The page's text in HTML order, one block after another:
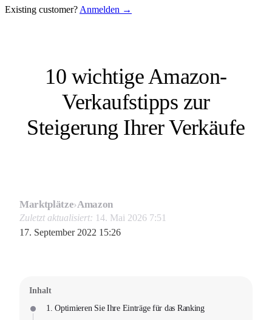
Existing customer? Anmelden →
10 wichtige Amazon-
Verkaufstipps zur
Steigerung Ihrer Verkäufe
Marktplätze›Amazon
Zuletzt aktualisiert: 14. Mai 2026 7:51
17. September 2022 15:26
Inhalt
1. Optimieren Sie Ihre Einträge für das Ranking